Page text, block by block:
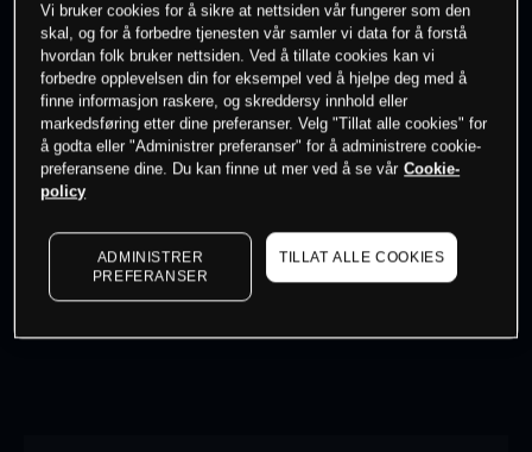
0% av kunder erpå dette instrumentet
Søk om konto
Kursene er veiledende. to see latest market data
Vi bruker cookies for å sikre at nettsiden vår fungerer som den
skal, og for å forbedre tjenesten vår samler vi data for å forstå
hvordan folk bruker nettsiden. Ved å tillate cookies kan vi
forbedre opplevelsen din for eksempel ved å hjelpe deg med å
finne informasjon raskere, og skreddersy innhold eller
markedsføring etter dine preferanser. Velg "Tillat alle cookies" for
å godta eller "Administrer preferanser" for å administrere cookie-
preferansene dine. Du kan finne ut mer ved å se vår Cookie-
policy
ADMINISTRER
PREFERANSER
TILLAT ALLE COOKIES